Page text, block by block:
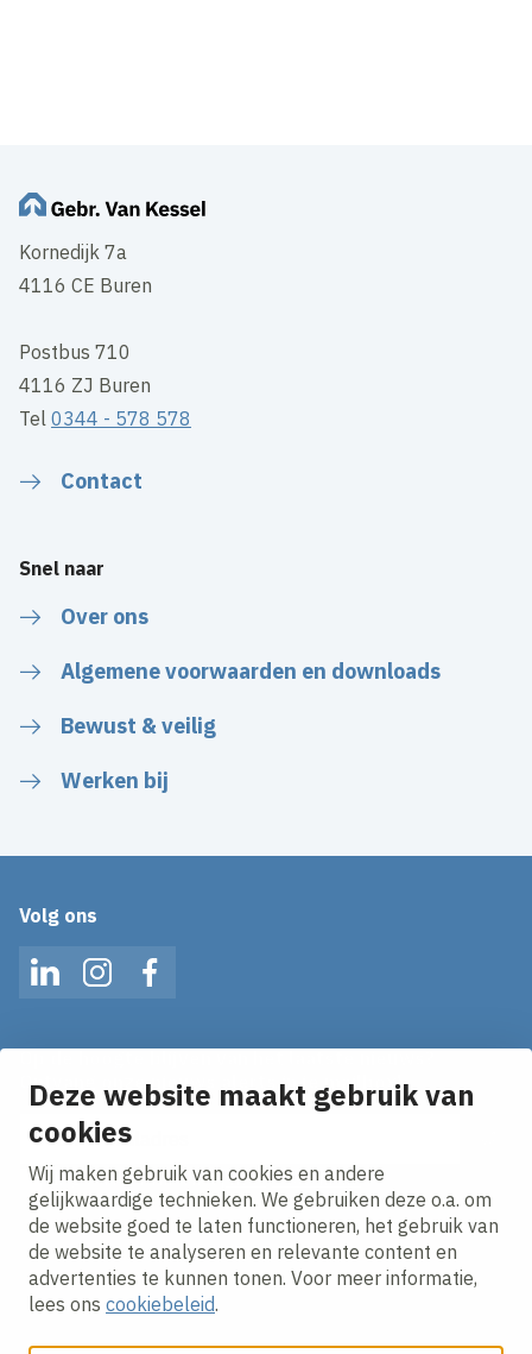
Deze website maakt gebruik van
cookies
Wij maken gebruik van cookies en andere
gelijkwaardige technieken. We gebruiken deze o.a. om
de website goed te laten functioneren, het gebruik van
de website te analyseren en relevante content en
advertenties te kunnen tonen. Voor meer informatie,
lees ons cookiebeleid.
Kornedijk 7a
4116 CE Buren
Postbus 710
4116 ZJ Buren
Tel0344 - 578 578
Contact
Snel naar
Over ons
Algemene voorwaarden en downloads
Bewust & veilig
Werken bij
Volg ons
LinkedInInstagramFacebook
Ontvang onze nieuws alerts in je mailbox!
E-mailadres
Ik ga akkoord met hetprivacy statement.